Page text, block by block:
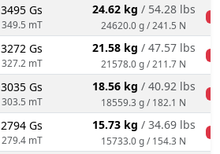
3495 Gs
349.5 mT
24.62 kg / 54.28 lbs
24620.0 g / 241.5 N
3272 Gs
327.2 mT
21.58 kg / 47.57 lbs
21578.0 g / 211.7 N
3035 Gs
303.5 mT
18.56 kg / 40.92 lbs
18559.3 g / 182.1 N
2794 Gs
279.4 mT
15.73 kg / 34.69 lbs
15733.0 g / 154.3 N